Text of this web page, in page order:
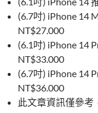
(6.7吋) iPhone 14
NT$27.000
(6.1吋) iPhone 14
NT$33.000
(6.7吋) iPhone 14
NT$36.000
此文章資訊僅參